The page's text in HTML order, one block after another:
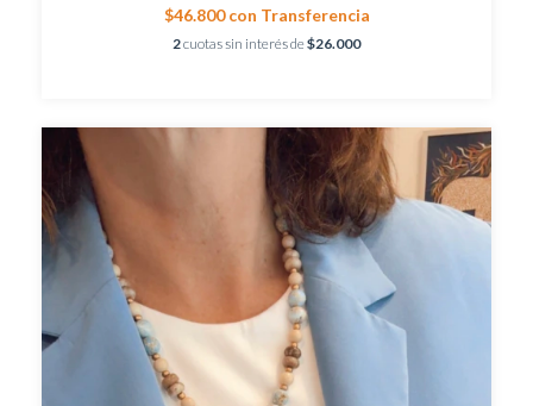
$46.800con Transferencia
2cuotas sin interés de$26.000